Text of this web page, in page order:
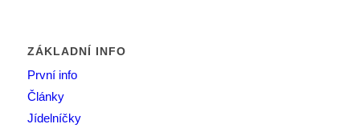
ZÁKLADNÍ INFO
První info
Články
Jídelníčky